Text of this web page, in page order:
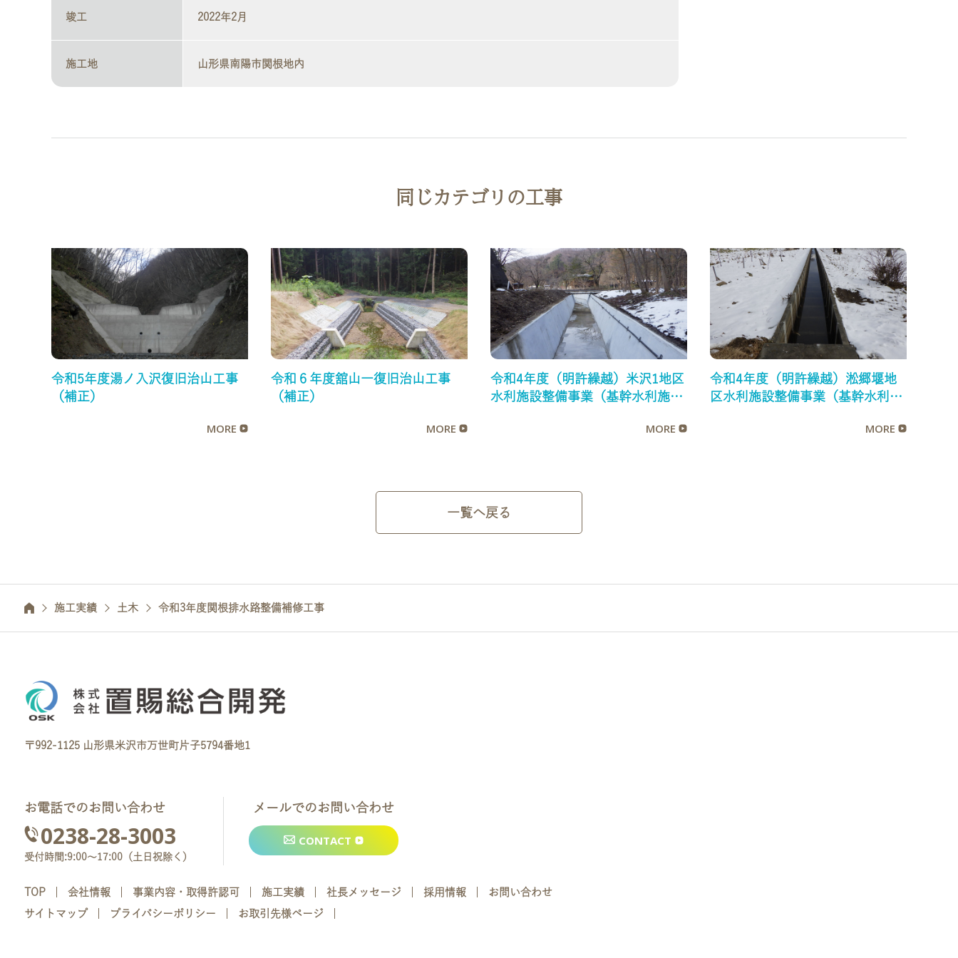
竣工 2022年2月
施工地 山形県南陽市関根地内
同じカテゴリの工事
令和5年度湯ノ入沢復旧治山工事
（補正）
MORE
令和６年度舘山一復旧治山工事
（補正）
MORE
令和4年度（明許繰越）米沢1地区
水利施設整備事業（基幹水利施設
MORE
令和4年度（明許繰越）淞郷堰地
区水利施設整備事業（基幹水利施
MORE
一覧へ戻る
施工実績 土木 令和3年度関根排水路整備補修工事
〒992-1125 山形県米沢市万世町片子5794番地1
お電話でのお問い合わせ
0238-28-3003
受付時間:9:00～17:00（土日祝除く）
メールでのお問い合わせ
CONTACT
TOP 会社情報 事業内容・取得許認可 施工実績 社長メッセージ 採用情報
お問い合わせ
サイトマップ
プライバシーポリシー お取引先様ページ